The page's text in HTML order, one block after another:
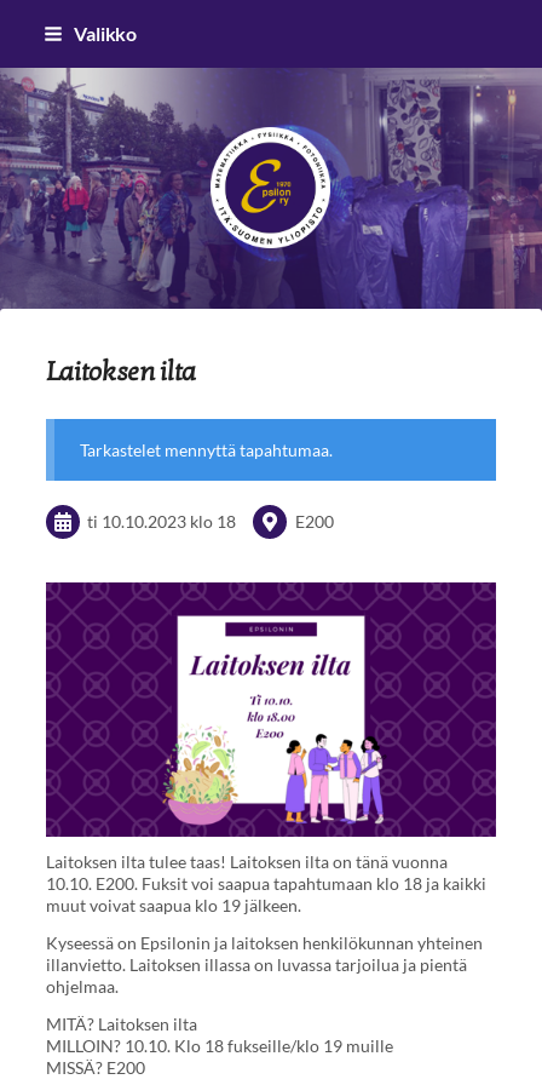
Siirry
sivun
sisältöön
Valikko
Epsilon ry
Laitoksen ilta
Tarkastelet mennyttä tapahtumaa.
ti 10.10.2023 klo 18 E200
Laitoksen ilta tulee taas! Laitoksen ilta on tänä vuonna
10.10. E200. Fuksit voi saapua tapahtumaan klo 18 ja kaikki
muut voivat saapua klo 19 jälkeen.
Kyseessä on Epsilonin ja laitoksen henkilökunnan yhteinen
illanvietto. Laitoksen illassa on luvassa tarjoilua ja pientä
ohjelmaa.
MITÄ? Laitoksen ilta
MILLOIN? 10.10. Klo 18 fukseille/klo 19 muille
MISSÄ? E200